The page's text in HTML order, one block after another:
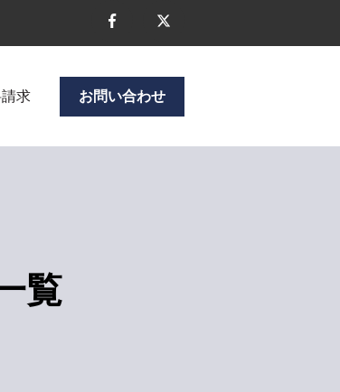
ブメニューを表示
求 お問い合わせ
覧